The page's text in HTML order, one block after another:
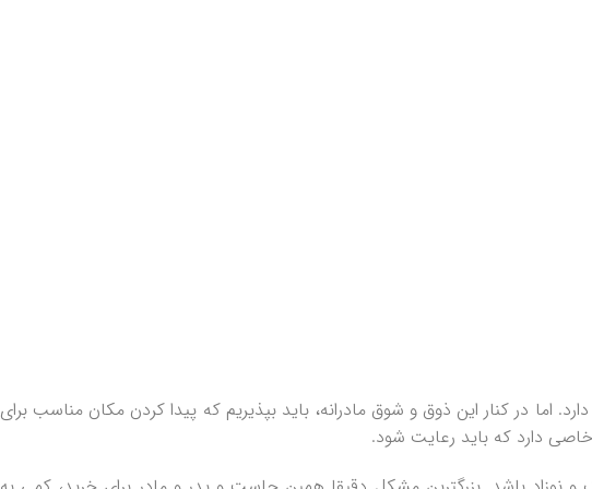
اما در کنار این ذوق و شوق مادرانه، باید بپذیریم که پیدا کردن مکان مناسب برای
دارد که باید رعایت شود.